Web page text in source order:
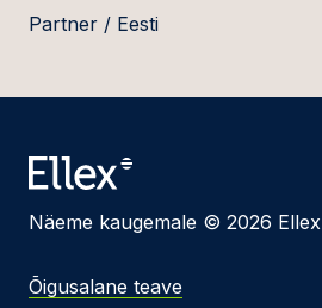
Partner / Eesti
Näeme kaugemale © 2026 Ellex
Õigusalane teave